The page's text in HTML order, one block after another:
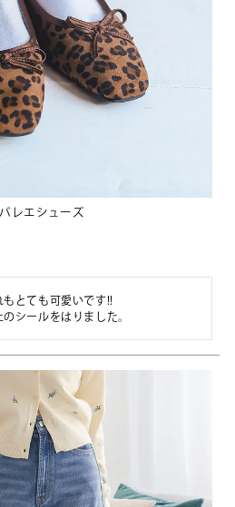
レエシューズ
とても可愛いです!!
シールをはりました。